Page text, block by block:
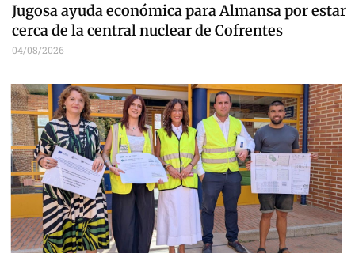
Jugosa ayuda económica para Almansa por estar
cerca de la central nuclear de Cofrentes
04/08/2026